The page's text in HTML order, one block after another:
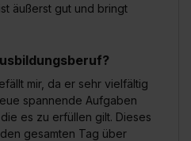
äußerst gut und bringt
mir, da er sehr vielfältig
spannende Aufgaben
es zu erfüllen gilt. Dieses
gesamten Tag über